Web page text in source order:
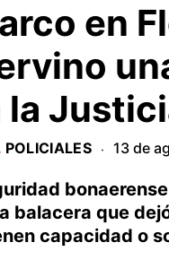
en
la
POLICIALES · 13 de
balacera que
capacidad o